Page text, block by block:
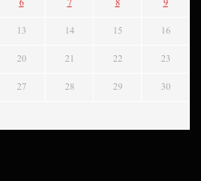
6 7 8 9
13 14 15 16
20 21 22 23
27 28 29 30